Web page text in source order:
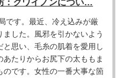
です。最近、冷え込みが厳
ました。風邪を引かないよう
と思い、毛糸の肌着を愛用し
あたりからお尻下の太ももま
のです。女性の一番大事な箇